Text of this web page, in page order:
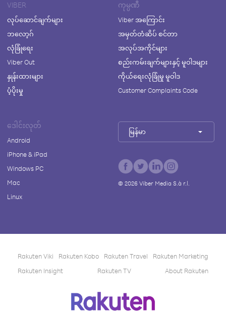
VIBER
လုပ်ဆောင်ချက်များ
ဘလော့ဂ်
လုံခြုံရေး
Viber Out
နှုန်းထားများ
ပံ့ပိုးမှု
ကုမ္ပဏီ
Viber အကြောင်း
အမှတ်တံဆိပ် စင်တာ
အလုပ်အကိုင်များ
စည်းကမ်းချက်များနှင့် မူဝါဒများ
ကိုယ်ရေးလုံခြုံမှု မူဝါဒ
Customer Complaints Code
ဒေါင်းလုတ်
Android
iPhone & iPad
Windows PC
Mac
Linux
မြန်မာ
© 2026Viber Media S.à r.l.
Rakuten Viki Rakuten Kobo Rakuten Travel
Rakuten Marketing
Rakuten Insight
Rakuten TV About Rakuten